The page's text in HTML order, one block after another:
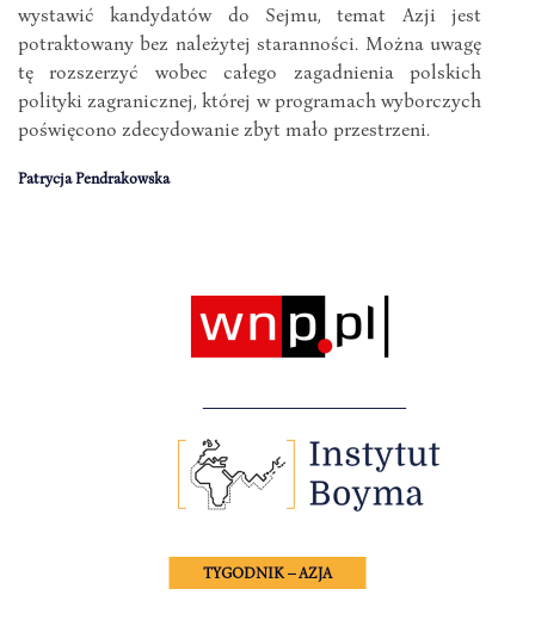
wystawić kandydatów do Sejmu, temat Azji jest
potraktowany bez należytej staranności. Można uwagę
tę rozszerzyć wobec całego zagadnienia polskich
polityki zagranicznej, której w programach wyborczych
poświęcono zdecydowanie zbyt mało przestrzeni.
Patrycja Pendrakowska
TYGODNIK – AZJA